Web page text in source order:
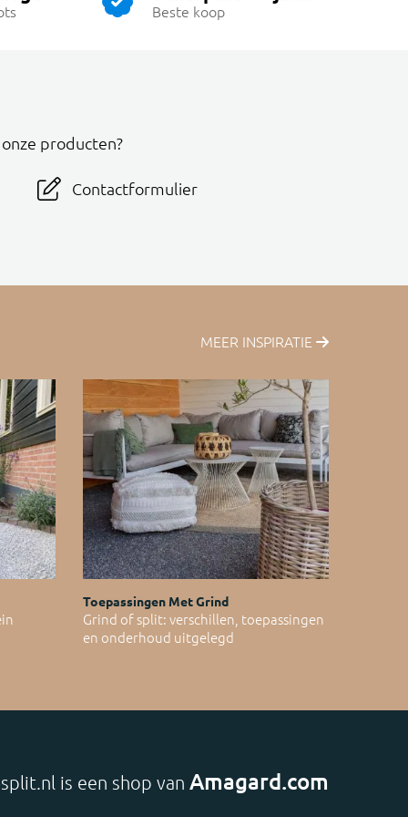
Beste koop
producten?
Contactformulier
MEER INSPIRATIE
Toepassingen Met Grind
Grind of split: verschillen, toepassingen
en onderhoud uitgelegd
is een shop van Amagard.com